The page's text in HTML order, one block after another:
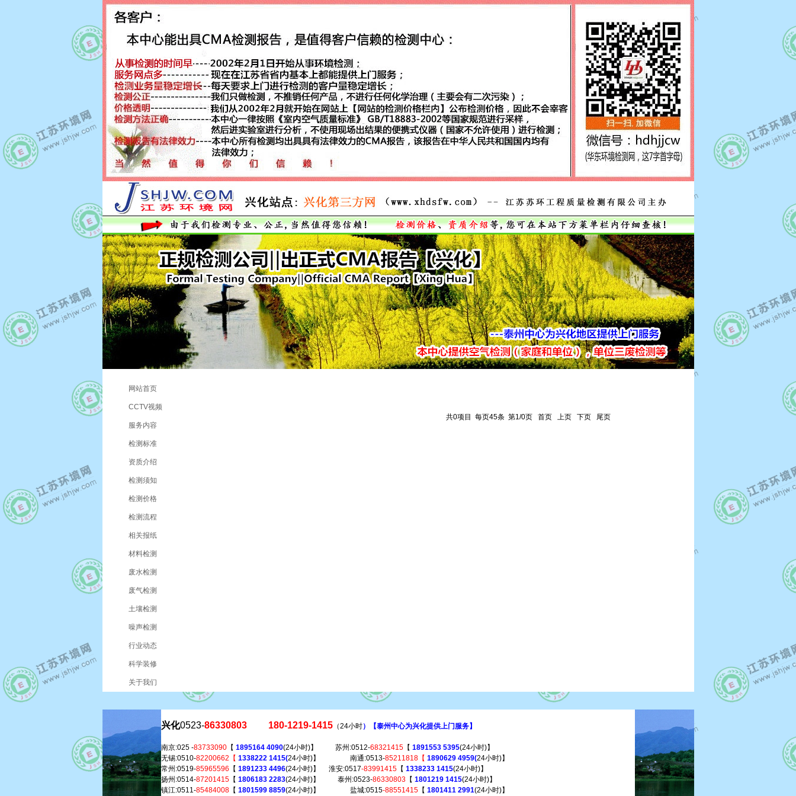
网站首页
CCTV视频
服务内容
检测标准
资质介绍
检测须知
检测价格
检测流程
相关报纸
材料检测
废水检测
废气检测
土壤检测
噪声检测
行业动态
科学装修
关于我们
共0项目 每页45条 第1/0页 首页 上页 下页 尾页
兴化0523-86330803 180-1219-1415 （24小时）【泰州中心为兴化提供上门服务】
南京:025 -83733090 【 1895164 4090(24小时)】 苏州:0512-68321415 【 1891553 5395(24小时)】
无锡:0510-82200662【 1338222 1415(24小时)】 南通:0513-85211818【 1890629 4959(24小时)】
常州:0519-85965596 【 1891233 4496(24小时)】 淮安:0517-83991415 【 1338233 1415(24小时)】
扬州:0514-87201415 【 1806183 2283(24小时)】 泰州:0523-86330803 【 1801219 1415(24小时)】
镇江:0511-85484008 【 1801599 8859(24小时)】 盐城:0515-88551415 【 1801411 2991(24小时)】